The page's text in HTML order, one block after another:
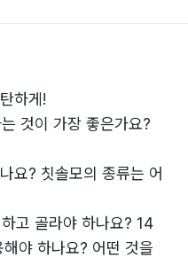
하게!
것이 가장 좋은가요?
요? 칫솔모의 종류는 어
고 골라야 하나요? 14
야 하나요? 어떤 것을